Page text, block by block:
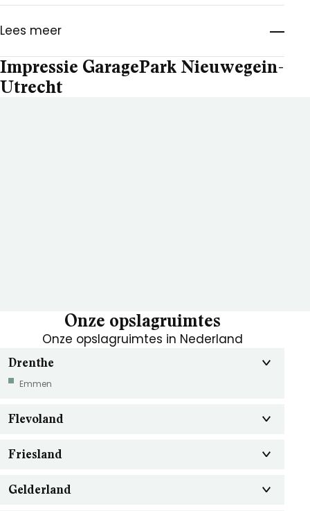
Lees meer
Impressie GaragePark Nieuwegein-
Utrecht
Onze opslagruimtes
Onze opslagruimtes in Nederland
Drenthe
Emmen
Flevoland
Friesland
Gelderland